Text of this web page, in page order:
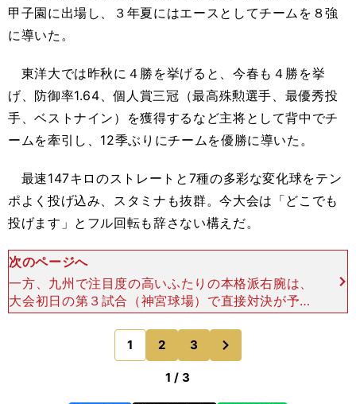
甲子園に出場し、３年夏にはエースとしてチームを８強
に導いた。
東洋大では昨秋に４勝を挙げると、今春も４勝を挙
げ、 防御率1.64、個人賞三冠（最高殊勲選手、最優秀投
手、ベストナイン）
を獲得するなど主将として背中でチ
ームを牽引し、 12季ぶりにチームを優勝に導いた。
最速147キロのストレートと 7種の多彩な変化球をテン
ポよく投げ込み、スタミナも抜群。今大会は「どこでも
投げます」とフル回転も辞さない構えだ。
次のページへ
一方、九州で注目度の高いふたりの本格派右腕は、
大会初日の第３試合（神宮球場）で直接対決が予想
される。 日本文理大のケムナはアメリカ合衆国ハ
ワイ州出身で４歳の時に来日。宮崎県立日南高時代
までは目立った
1 2 3
1 / 3